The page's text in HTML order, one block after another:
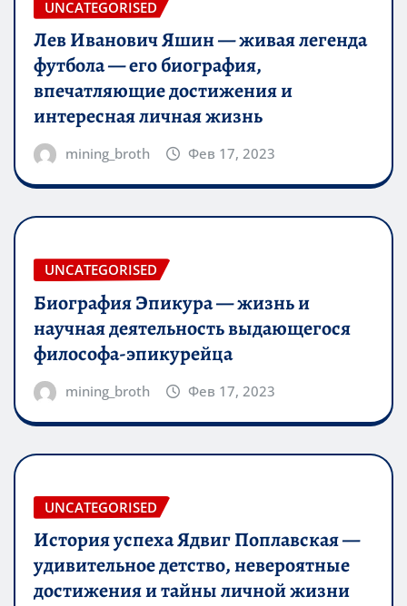
UNCATEGORISED
Лев Иванович Яшин — живая легенда
футбола — его биография,
впечатляющие достижения и
интересная личная жизнь
mining_broth Фев 17, 2023
UNCATEGORISED
Биография Эпикура — жизнь и
научная деятельность выдающегося
философа-эпикурейца
mining_broth Фев 17, 2023
UNCATEGORISED
История успеха Ядвиг Поплавская —
удивительное детство, невероятные
достижения и тайны личной жизни